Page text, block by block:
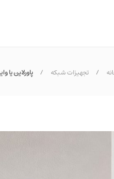
تجهیزات شبکه پاورلاین